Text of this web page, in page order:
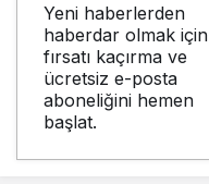
Yeni haberlerden
haberdar olmak için
fırsatı kaçırma ve
ücretsiz e-posta
aboneliğini hemen
başlat.